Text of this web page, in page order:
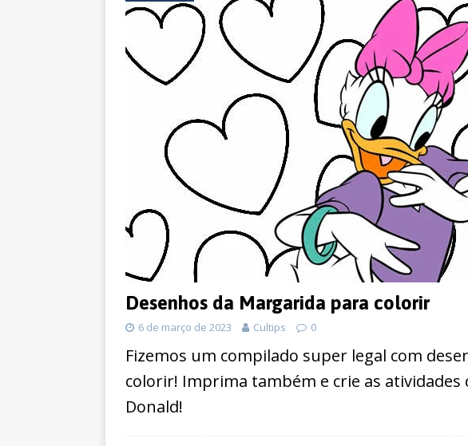
Desenhos da Margarida para colorir
6 de março de 2023 Cultips 0
Fizemos um compilado super legal com
colorir! Imprima também e crie as atividades
Donald!